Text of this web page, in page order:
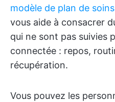
modèle de plan de
vous aide à consacrer
qui ne sont pas suivies
connectée : repos,
récupération.
Vous pouvez les